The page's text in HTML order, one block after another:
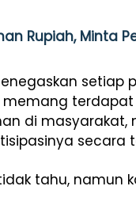
Rupiah, Minta
memang
di
secara
tahu, namun